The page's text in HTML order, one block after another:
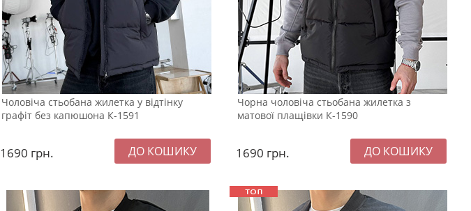
Чоловіча стьобана жилетка у відтінку
графіт без капюшона К-1591
1690 грн.
Чорна чоловіча стьобана жилетка з
матової плащівки К-1590
1690 грн.